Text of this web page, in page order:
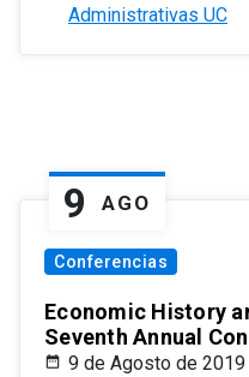
Administrativas UC
9 AGO
Conferencias
Economic History
Seventh Annual
9 de Agosto de 2019